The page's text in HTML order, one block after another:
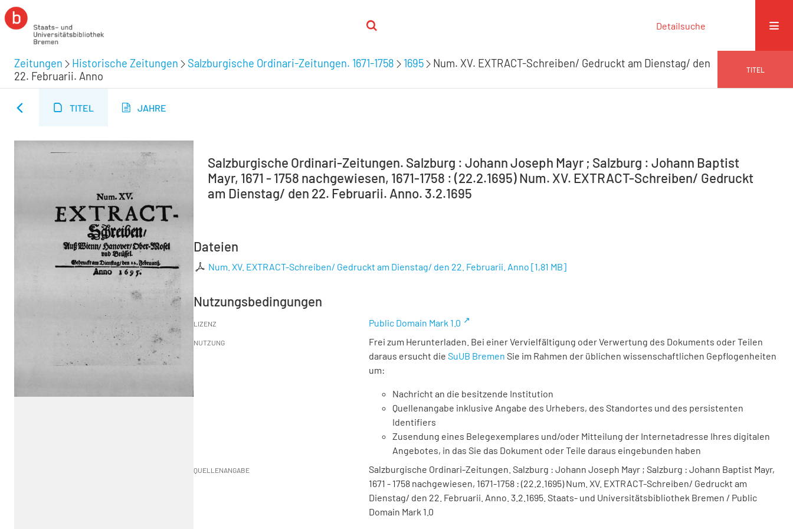
Detailsuche
Zeitungen Historische Zeitungen Salzburgische Ordinari-Zeitungen. 1671-1758 1695
Num. XV. EXTRACT-Schreiben/ Gedruckt am Dienstag/ den
22. Februarii. Anno
TITEL
TITEL JAHRE
Salzburgische Ordinari-Zeitungen. Salzburg : Johann Joseph Mayr ; Salzburg : Johann Baptist
Mayr, 1671 - 1758 nachgewiesen, 1671-1758 : (22.2.1695) Num. XV. EXTRACT-Schreiben/ Gedruckt
am Dienstag/ den 22. Februarii. Anno. 3.2.1695
Dateien
Num. XV. EXTRACT-Schreiben/ Gedruckt am Dienstag/ den 22. Februarii. Anno [1,81 MB]
Nutzungsbedingungen
LIZENZ Public Domain Mark 1.0
NUTZUNG
Frei zum Herunterladen. Bei einer Vervielfältigung oder Verwertung des Dokuments oder Teilen
daraus ersucht die SuUB Bremen Sie im Rahmen der üblichen wissenschaftlichen Gepflogenheiten
um:
Nachricht an die besitzende Institution
Quellenangabe inklusive Angabe des Urhebers, des Standortes und des persistenten
Identifiers
Zusendung eines Belegexemplares und/oder Mitteilung der Internetadresse Ihres digitalen
Angebotes, in das Sie das Dokument oder Teile daraus eingebunden haben
QUELLENANGABE
Salzburgische Ordinari-Zeitungen. Salzburg : Johann Joseph Mayr ; Salzburg : Johann Baptist Mayr,
1671 - 1758 nachgewiesen, 1671-1758 : (22.2.1695) Num. XV. EXTRACT-Schreiben/ Gedruckt am
Dienstag/ den 22. Februarii. Anno. 3.2.1695. Staats- und Universitätsbibliothek Bremen / Public
Domain Mark 1.0